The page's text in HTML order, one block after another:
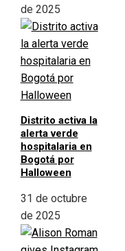
de 2025
Distrito activa la
alerta verde
hospitalaria en
Bogotá por
Halloween
31 de octubre
de 2025